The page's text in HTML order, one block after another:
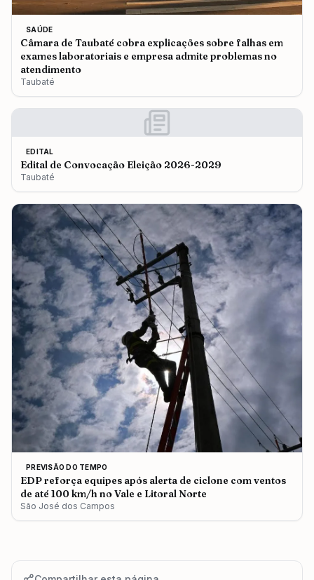
SAÚDE
Câmara de Taubaté cobra explicações sobre falhas em
exames laboratoriais e empresa admite problemas no
atendimento
Taubaté
EDITAL
Edital de Convocação Eleição 2026-2029
Taubaté
PREVISÃO DO TEMPO
EDP reforça equipes após alerta de ciclone com ventos
de até 100 km/h no Vale e Litoral Norte
São José dos Campos